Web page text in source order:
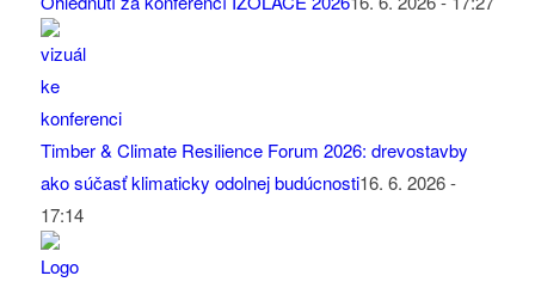
Timber & Climate Resilience Forum 2026: drevostavby
ako súčasť klimaticky odolnej budúcnosti16. 6. 2026 -
17:14